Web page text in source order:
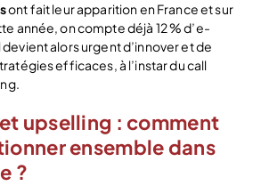
ont fait leur apparition en France et sur
année, on compte déjà 12 % d’e-
alors urgent d’innover et de
efficaces, à l’instar du call
upselling : comment
ensemble dans
?